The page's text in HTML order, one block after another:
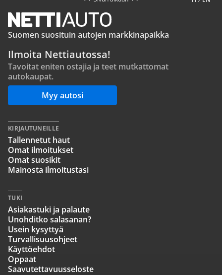
Suomen suosituin autojen markkinapaikka
Ilmoita Nettiautossa!
Tavoitat eniten ostajia ja teet mutkattomat
autokaupat.
Myy autosi
KIRJAUTUNEILLE
Tallennetut haut
Omat ilmoitukset
Omat suosikit
Mainosta ilmoitustasi
TUKI
Asiakastuki ja palaute
Unohditko salasanan?
Usein kysyttyä
Turvallisuusohjeet
Käyttöehdot
Oppaat
Saavutettavuusseloste